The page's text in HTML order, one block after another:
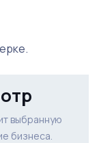
выбранную
бизнеса.